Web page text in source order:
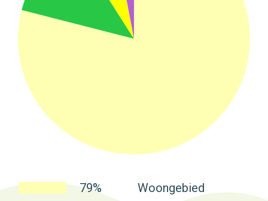
79% Woongebied